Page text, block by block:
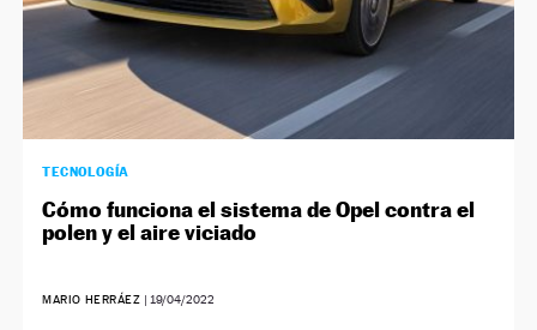
TECNOLOGÍA
Cómo funciona el sistema de Opel contra el
polen y el aire viciado
MARIO HERRÁEZ | 19/04/2022